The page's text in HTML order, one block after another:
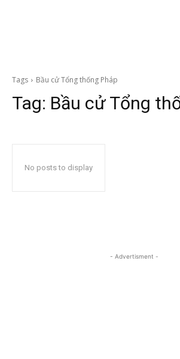
Tags Bầu cử Tổng thống Pháp
Tag: Bầu cử Tổng
No posts to display
- Advertisment -